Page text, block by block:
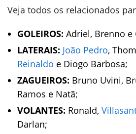
Veja todos os relacionados
GOLEIROS: Adriel, Brenno e
LATERAIS: João Pedro,
Reinaldo e Diogo Barbosa;
ZAGUEIROS: Bruno Uvini,
Ramos e Natã;
VOLANTES: Ronald,
Darlan;